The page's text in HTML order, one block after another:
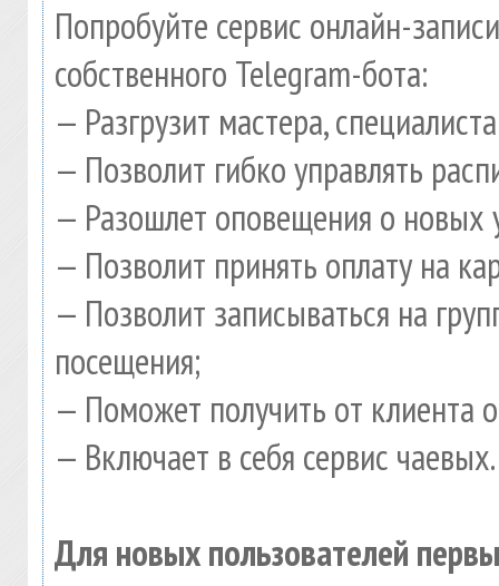
Попробуйте сервис онлайн-
собственного Telegram-бота:
— Разгрузит мастера,
— Позволит гибко управлять
— Разошлет оповещения о новых
— Позволит принять оплату на
— Позволит записываться на
посещения;
— Поможет получить от клиента
— Включает в себя сервис чаевых.
Для новых пользователей